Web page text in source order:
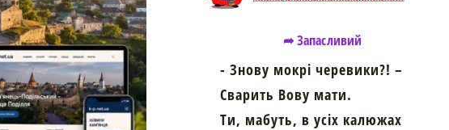
➦ Запасливий
- Знову мокрі черевики?! –
Сварить Вову мати.
Ти, мабуть, в усіх калюжах